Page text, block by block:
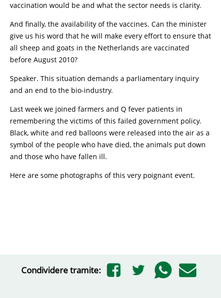
vaccination would be and what the sector needs is clarity.
And finally, the availability of the vaccines. Can the minister
give us his word that he will make every effort to ensure that
all sheep and goats in the Netherlands are vaccinated
before August 2010?
Speaker. This situation demands a parliamentary inquiry
and an end to the bio-industry.
Last week we joined farmers and Q fever patients in
remembering the victims of this failed government policy.
Black, white and red balloons were released into the air as a
symbol of the people who have died, the animals put down
and those who have fallen ill.
Here are some photographs of this very poignant event.
Condividere tramite: